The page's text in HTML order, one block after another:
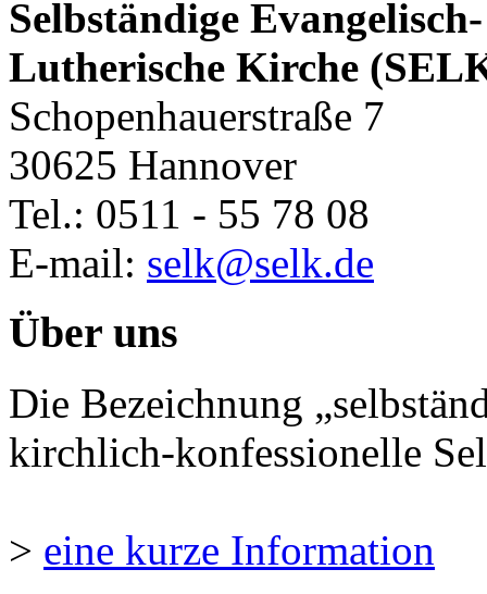
Selbständige Evangelisch-
Lutherische Kirche
Schopenhauerstraße 7
30625 Hannover
Tel.: 0511 - 55 78 08
E-mail: selk@selk.de
Über uns
Die Bezeichnung
kirchlich-konfessionelle
> eine kurze Information